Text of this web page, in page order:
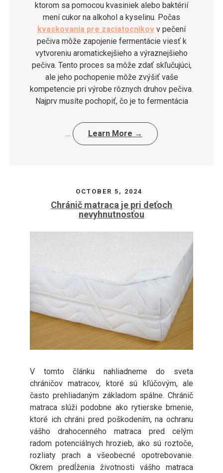
ktorom sa pomocou kvasiniek alebo baktérií
mení cukor na alkohol a kyselinu. Počas
kvaskovania pre zaciatocnikov v pečení
pečiva môže zapojenie fermentácie viesť k
vytvoreniu aromatickejšieho a výraznejšieho
pečiva. Tento proces sa môže zdať skľučujúci,
ale jeho pochopenie môže zvýšiť vaše
kompetencie pri výrobe rôznych druhov pečiva.
Najprv musíte pochopiť, čo je to fermentácia
… Learn More →
OCTOBER 5, 2024
Chránič matraca je pri deťoch
nevyhnutnosťou
V tomto článku nahliadneme do sveta
chráničov matracov, ktoré sú kľúčovým, ale
často prehliadaným základom spálne. Chránič
matraca slúži podobne ako rytierske brnenie,
ktoré ich chráni pred poškodením, na ochranu
vášho drahocenného matraca pred celým
radom potenciálnych hrozieb, ako sú roztoče,
rozliaty prach a všeobecné opotrebovanie.
Okrem predĺženia životnosti vášho matraca